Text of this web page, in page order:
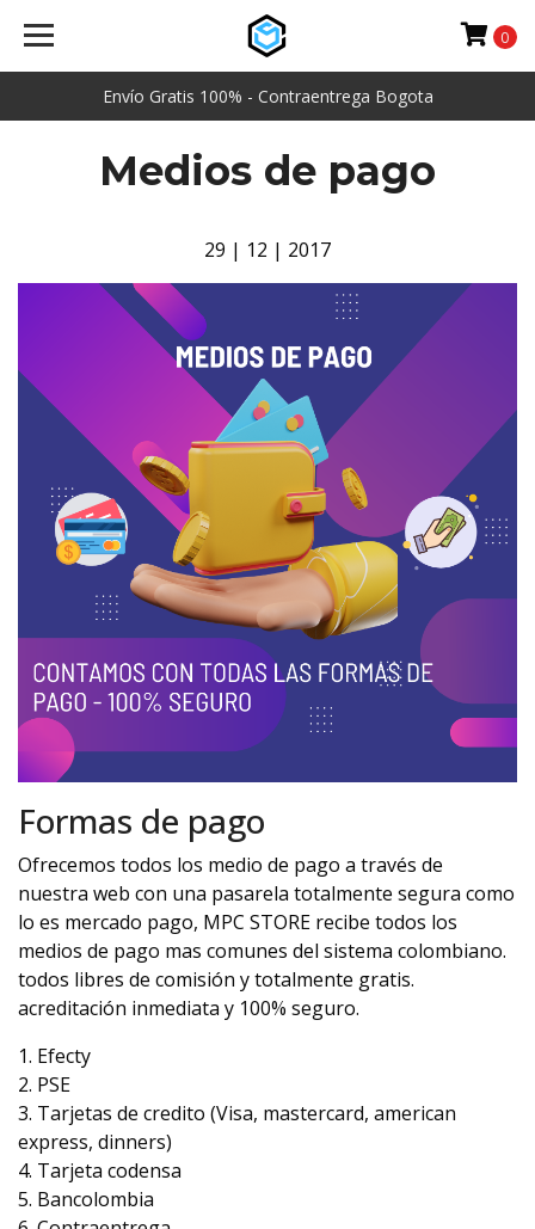
Envío Gratis 100% - Contraentrega Bogota
0
Medios de pago
29 | 12 | 2017
Formas de pago
Ofrecemos todos los medio de pago a través de
nuestra web con una pasarela totalmente segura como
lo es mercado pago, MPC STORE recibe todos los
medios de pago mas comunes del sistema colombiano.
todos libres de comisión y totalmente gratis.
acreditación inmediata y 100% seguro.
1. Efecty
2. PSE
3. Tarjetas de credito (Visa, mastercard, american
express, dinners)
4. Tarjeta codensa
5. Bancolombia